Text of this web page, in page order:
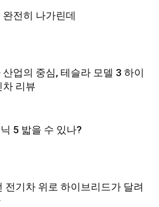
완전히 나가린데
산업의 중심, 테슬라 모델 3 하이
차 리뷰
5 밟을 수 있나?
전기차 위로 하이브리드가 달려